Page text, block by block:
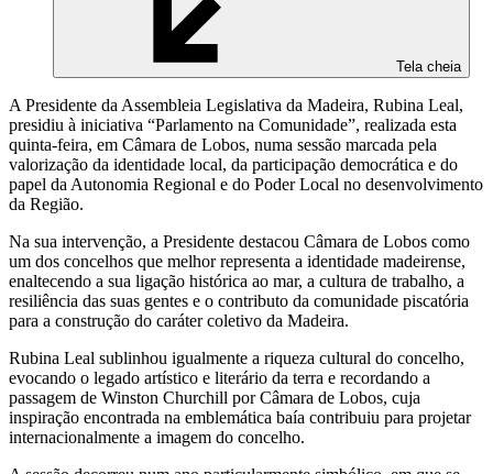
Tela cheia
A Presidente da Assembleia Legislativa da Madeira, Rubina Leal,
presidiu à iniciativa “Parlamento na Comunidade”, realizada esta
quinta-feira, em Câmara de Lobos, numa sessão marcada pela
valorização da identidade local, da participação democrática e do
papel da Autonomia Regional e do Poder Local no desenvolvimento
da Região.
Na sua intervenção, a Presidente destacou Câmara de Lobos como
um dos concelhos que melhor representa a identidade madeirense,
enaltecendo a sua ligação histórica ao mar, a cultura de trabalho, a
resiliência das suas gentes e o contributo da comunidade piscatória
para a construção do caráter coletivo da Madeira.
Rubina Leal sublinhou igualmente a riqueza cultural do concelho,
evocando o legado artístico e literário da terra e recordando a
passagem de Winston Churchill por Câmara de Lobos, cuja
inspiração encontrada na emblemática baía contribuiu para projetar
internacionalmente a imagem do concelho.